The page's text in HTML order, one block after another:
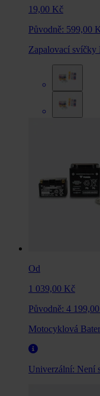
19,00 Kč
Původně: 599,00
Zapalovací svíčky
Od
1 039,00 Kč
Původně: 4
Motocyklová
Univerzální: Není